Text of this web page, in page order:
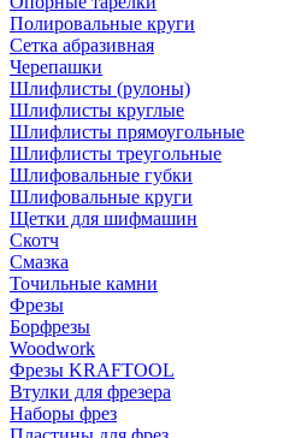
Полировальные круги
Сетка абразивная
Черепашки
Шлифлисты (рулоны)
Шлифлисты круглые
Шлифлисты прямоугольные
Шлифлисты треугольные
Шлифовальные губки
Шлифовальные круги
Щетки для шифмашин
Скотч
Смазка
Точильные камни
Фрезы
Борфрезы
Woodwork
Фрезы KRAFTOOL
Втулки для фрезера
Наборы фрез